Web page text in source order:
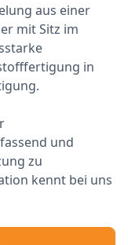
aus einer
mit Sitz im
in
und
zu
kennt bei uns